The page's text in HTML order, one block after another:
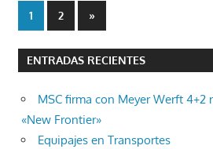
Paginación
de
entradas
1 2
Entradas
siguientes
»
ENTRADAS RECIENTES
MSC firma con Meyer Werft 4+2
«New Frontier»
Equipajes en Transportes